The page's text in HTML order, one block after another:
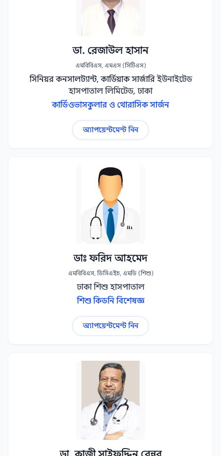
ডা. রেজাউল হাসান
এমবিবিএস, এমএস (সিটিএস)
সিনিয়র কনসালট্যান্ট, কার্ডিয়াক সার্জারি ইউনাইটেড
হাসপাতাল লিমিটেড, ঢাকা
কার্ডিওভাসকুলার ও থোরাসিক সার্জন
অ্যাপয়েন্টমেন্ট নিন
ডাঃ ফরিদ আহমেদ
এমবিবিএস, ডিসিএইচ, এমডি (শিশু)
ঢাকা শিশু হাসপাতাল
শিশু কিডনি বিশেষজ্ঞ
অ্যাপয়েন্টমেন্ট নিন